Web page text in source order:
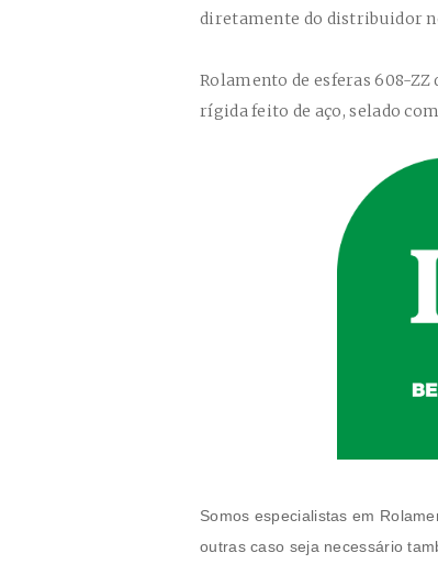
diretamente do distribuidor
Rolamento de esferas 608-ZZ
rígida feito de aço, selado
Somos especialistas em
outras caso seja necessário